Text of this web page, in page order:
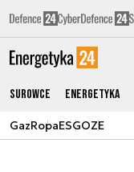
Surowce Energetyka
GazRopaESGOZE